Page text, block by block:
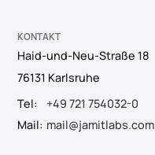
KONTAKT
Haid-und-Neu-Straße 18
76131 Karlsruhe
Tel:
+49 721 754032-0
Mail: mail@jamitlabs.com